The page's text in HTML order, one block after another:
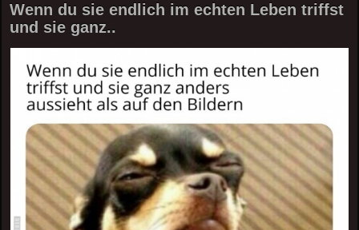
Wenn du sie endlich im echten Leben triffst
und sie ganz..